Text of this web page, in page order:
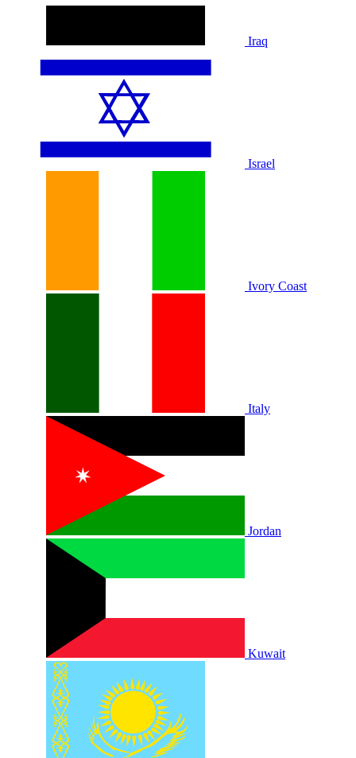
Iraq
Israel
Ivory Coast
Italy
Jordan
Kuwait